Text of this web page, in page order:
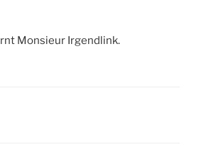
Monsieur Irgendlink.